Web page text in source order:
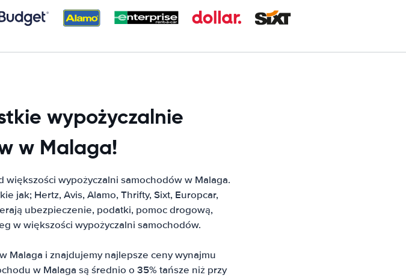
wypożyczalnie
w Malaga!
wypożyczalni samochodów w Malaga.
jak; Hertz, Avis, Alamo, Thrifty, Sixt, Europcar,
ubezpieczenie, podatki, pomoc drogową,
w większości wypożyczalni samochodów.
Malaga i znajdujemy najlepsze ceny wynajmu
w Malaga są średnio o 35% tańsze niż przy